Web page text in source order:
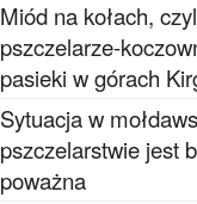
Miód na kołach,
pszczelarze-
pasieki w górach
Sytuacja w
pszczelarstwie jest
poważna